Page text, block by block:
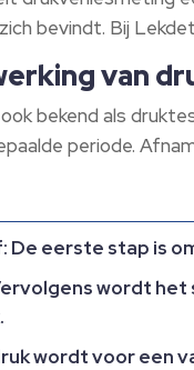
bevindt. Bij
van
bekend als
periode.
De eerste stap is
wordt het
wordt voor een